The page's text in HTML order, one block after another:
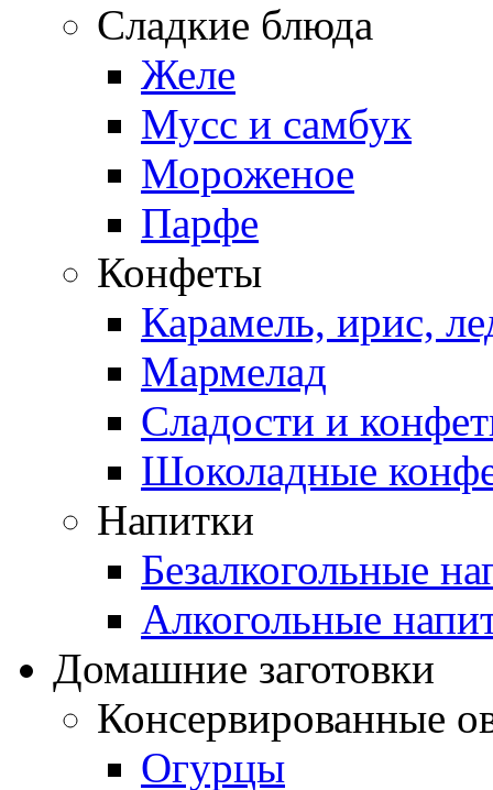
Сладкие блюда
Желе
Мусс и самбук
Мороженое
Парфе
Конфеты
Карамель, ирис,
Мармелад
Сладости и
Шоколадные
Напитки
Безалкогольные
Алкогольные
Домашние заготовки
Консервированные
Огурцы